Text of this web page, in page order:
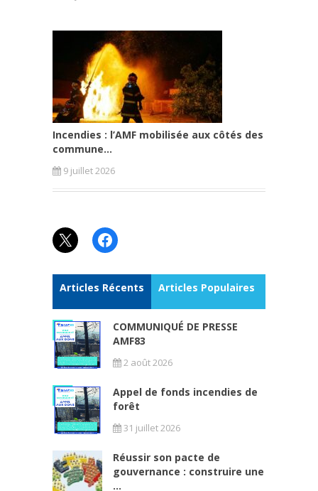
Incendies : l’AMF mobilisée aux côtés des
commune...
9 juillet 2026
X Facebook
Articles Récents Articles Populaires
COMMUNIQUÉ DE PRESSE
AMF83
2 août 2026
Appel de fonds incendies de
forêt
31 juillet 2026
Réussir son pacte de
gouvernance : construire une
...